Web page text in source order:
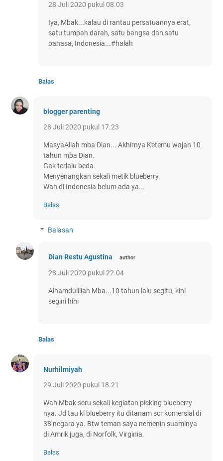
28 Juli 2020 pukul 08.03
Iya, Mbak...kalau di rantau persatuannya erat,
satu tumpah darah, satu bangsa dan satu
bahasa, Indonesia...#halah
Balas
blogger parenting
28 Juli 2020 pukul 17.23
MasyaAllah mba Dian... Akhirnya Ketemu wajah 10
tahun mba Dian.
Gak terlalu beda.
Menyenangkan sekali metik blueberry.
Wah di Indonesia belum ada ya...
Balas
Balasan
Dian Restu Agustina
28 Juli 2020 pukul 22.04
Alhamdulillah Mba...10 tahun lalu segitu, kini
segini hihi
Balas
Nurhilmiyah
29 Juli 2020 pukul 18.21
Wah Mbak seru sekali kegiatan picking blueberry
nya. Jd tau kl blueberry itu ditanam scr komersial di
38 negara ya. Btw teman saya nemenin suaminya
di Amrik juga, di Norfolk, Virginia.
Balas